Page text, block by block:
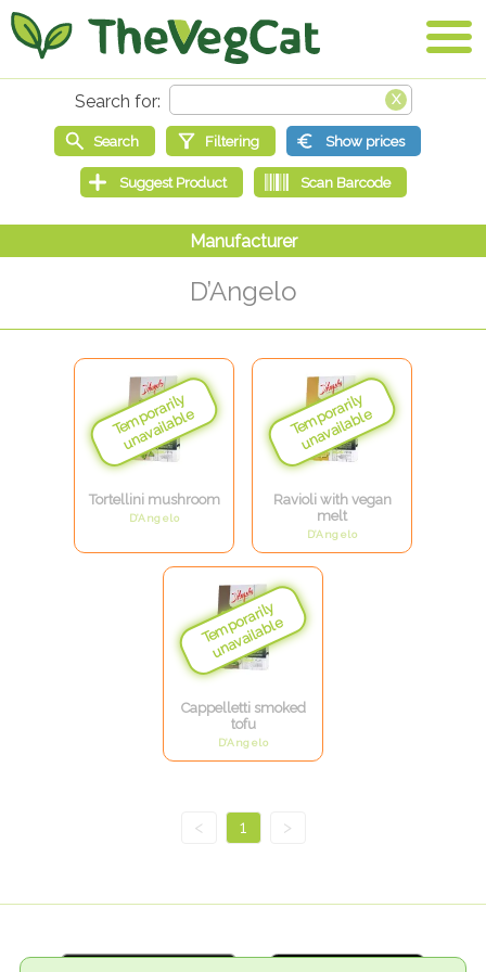
D’Angelo
Tortellini mushroom
D’Angelo
Ravioli with vegan
melt
D’Angelo
Cappelletti smoked
tofu
D’Angelo
< 1 >